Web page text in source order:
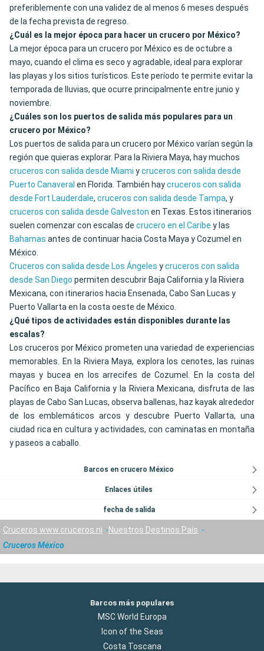
preferiblemente con una validez de al menos 6 meses después
de la fecha prevista de regreso.
¿Cuál es la mejor época para hacer un crucero por México?
La mejor época para un crucero por México es de octubre a
mayo, cuando el clima es seco y agradable, ideal para explorar
las playas y los sitios turísticos. Este período te permite evitar la
temporada de lluvias, que ocurre principalmente entre junio y
noviembre.
¿Cuáles son los puertos de salida más populares para un
crucero por México?
Los puertos de salida para un crucero por México varían según la
región que quieras explorar. Para la Riviera Maya, hay muchos
cruceros con salida desde Miami ycruceros con salida desde
Puerto Canaveral en Florida. También haycruceros con salida
desde Fort Lauderdale, cruceros con salida desde Tampa, y
cruceros con salida desde Galveston en Texas. Estos itinerarios
suelen comenzar con escalas de crucero en el Caribe y las
Bahamas antes de continuar hacia Costa Maya y Cozumel en
México.
Cruceros con salida desde Los Ángeles ycruceros con salida
desde San Diego permiten descubrir Baja California y la Riviera
Mexicana, con itinerarios hacia Ensenada, Cabo San Lucas y
Puerto Vallarta en la costa oeste de México.
¿Qué tipos de actividades están disponibles durante las
escalas?
Los cruceros por México prometen una variedad de experiencias
memorables. En la Riviera Maya, explora los cenotes, las ruinas
mayas y bucea en los arrecifes de Cozumel. En la costa del
Pacífico en Baja California y la Riviera Mexicana, disfruta de las
playas de Cabo San Lucas, observa ballenas, haz kayak alrededor
de los emblemáticos arcos y descubre Puerto Vallarta, una
ciudad rica en cultura y actividades, con caminatas en montaña
y paseos a caballo.
Barcos en crucero México
Enlaces útiles
fecha de salida
Cruceros www.cruceros.ni
Nuestros Destinos País
Cruceros México
Barcos más populares
MSC World Europa
Icon of the Seas
Costa Toscana